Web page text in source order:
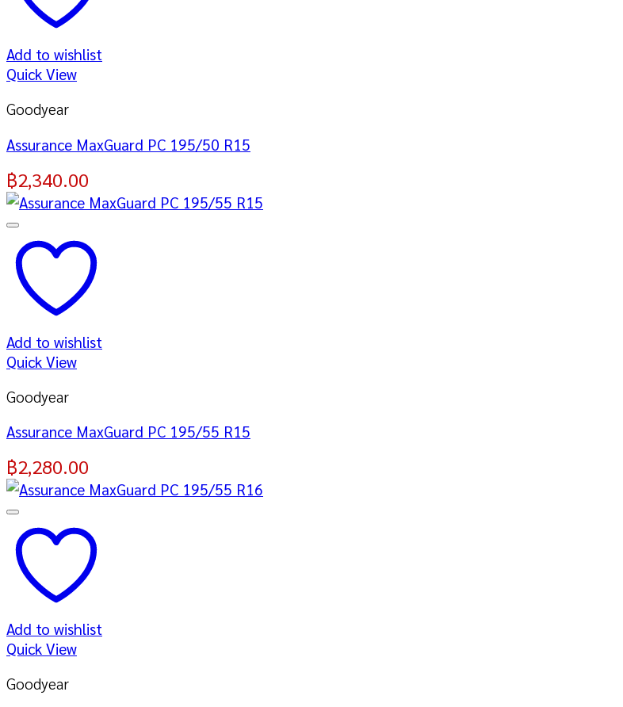
Add to wishlist
Quick View
Goodyear
Assurance MaxGuard PC 195/50 R15
฿2,340.00
Add to wishlist
Quick View
Goodyear
Assurance MaxGuard PC 195/55 R15
฿2,280.00
Add to wishlist
Quick View
Goodyear